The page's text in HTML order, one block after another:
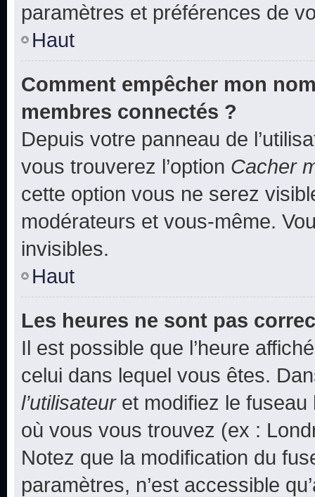
paramètres et préférences de
Haut
Comment empêcher mon
membres connectés ?
Depuis votre panneau de
vous trouverez l’option Cacher
cette option vous ne serez
modérateurs et vous-même.
invisibles.
Haut
Les heures ne sont pas
Il est possible que l’heure
celui dans lequel vous êtes.
l’utilisateuret modifiez le fuseau
où vous vous trouvez (ex :
Notez que la modification du
paramètres, n’est accessible